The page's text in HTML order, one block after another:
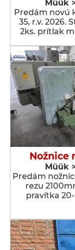
Müük
Predám novú
35, r.v. 2026.
2ks. prítlak
Nožnice
Müük
Predám
rezu
pravítka